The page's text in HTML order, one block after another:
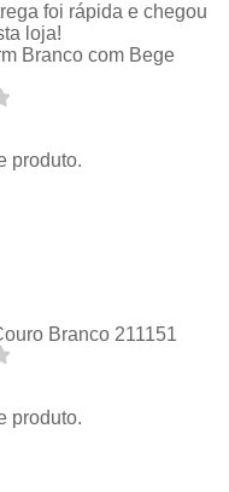
foi rápida e chegou
loja!
Branco com Bege
produto.
Branco 211151
produto.